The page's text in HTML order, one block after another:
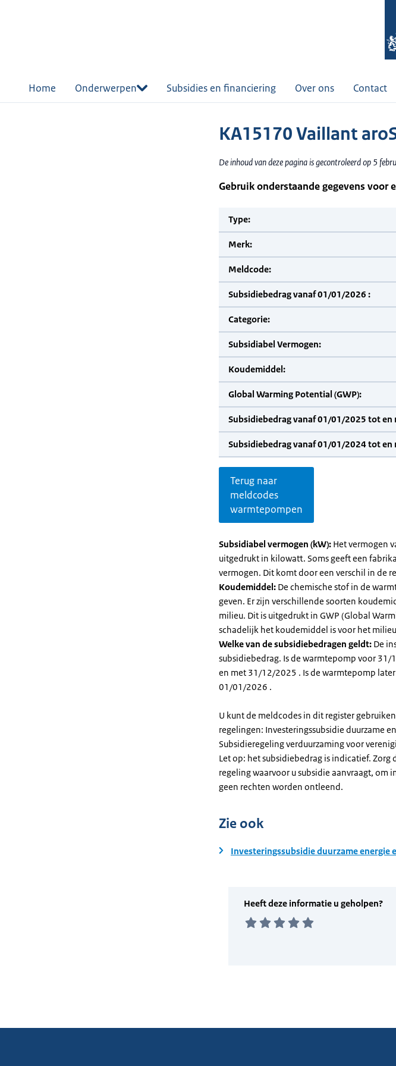
Home Onderwerpen Subsidies en financiering Over ons Contact
KA15170 Vaillant
De inhoud van deze pagina is gecontroleerd op 5
Gebruik onderstaande gegevens voor
Type:
Merk:
Meldcode:
Subsidiebedrag vanaf 01/01/2026 :
Categorie:
Subsidiabel Vermogen:
Koudemiddel:
Global Warming Potential (GWP):
Subsidiebedrag vanaf 01/01/2025 tot
Subsidiebedrag vanaf 01/01/2024 tot
Terug naar
meldcodes
warmtepompen
Subsidiabel vermogen (kW): Het vermogen
uitgedrukt in kilowatt. Soms geeft een
vermogen. Dit komt door een verschil in de
Koudemiddel: De chemische stof in de
geven. Er zijn verschillende soorten
milieu. Dit is uitgedrukt in GWP (Global
schadelijk het koudemiddel is voor het
Welke van de subsidiebedragen geldt: De
subsidiebedrag. Is de warmtepomp voor
en met 31/12/2025 . Is de warmtepomp
01/01/2026 .
U kunt de meldcodes in dit register
regelingen: Investeringssubsidie duurzame
Subsidieregeling verduurzaming voor
Let op: het subsidiebedrag is indicatief.
regeling waarvoor u subsidie aanvraagt, om
geen rechten worden ontleend.
Zie ook
Investeringssubsidie duurzame energie